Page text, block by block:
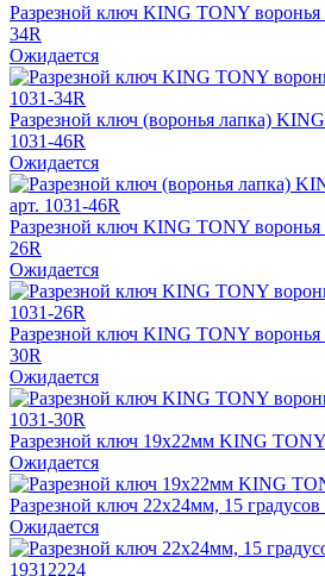
Разрезной ключ KING TONY
34R
Ожидается
Разрезной ключ (воронья лапка)
1031-46R
Ожидается
Разрезной ключ KING TONY
26R
Ожидается
Разрезной ключ KING TONY
30R
Ожидается
Разрезной ключ 19x22мм KING
Ожидается
Разрезной ключ 22x24мм, 15
Ожидается